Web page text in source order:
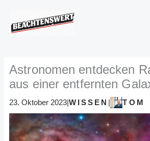
springen
Astronomen entdecken
aus einer entfernten
23. Oktober 2023|WISSEN | TOM